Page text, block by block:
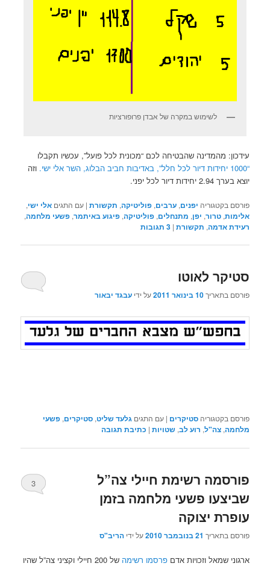
לשימוש במקרה של אבדן פרופורציות
עידכון: מהמדינה שהבטיחה לכם “מכונית לכל פועל”, עכשיו תקבלו
“1000 יחידות דיור לכל חלל”, באדיבות חביב הבלוג, השר אלי ישי.
וזה
יוצא בערך 2.94 יחידות דיור לכל יפני.
פורסם בקטגוריה יפנים,ערבים,פוליטיקה, תקשורת |עם התגים אלי ישי,
אלימות,טרור, יפן, מתנחלים,פוליטיקה,פיגוע באיתמר,פשעי מלחמה,
רעידת אדמה, תקשורת |
3 תגובות
סטיקר לאוטו
פורסם בתאריך10 בינואר 2011 על ידיעבגד יבאור
פורסם בקטגוריה סטיקרים |עם התגים גלעד שליט,סטיקרים,פשעי
מלחמה,צה"ל, רוע לב,שטויות | כתיבת תגובה
פורסמה רשימת חיילי צה”ל
שביצעו פשעי מלחמה בזמן
עופרת יצוקה
פורסם בתאריך 21 בנובמבר 2010 על ידיהריב"ס
3
ארגוני שמאל וזכויות אדםפרסמו רשימה
של 200 חיילי וקציני צה”ל שהיו